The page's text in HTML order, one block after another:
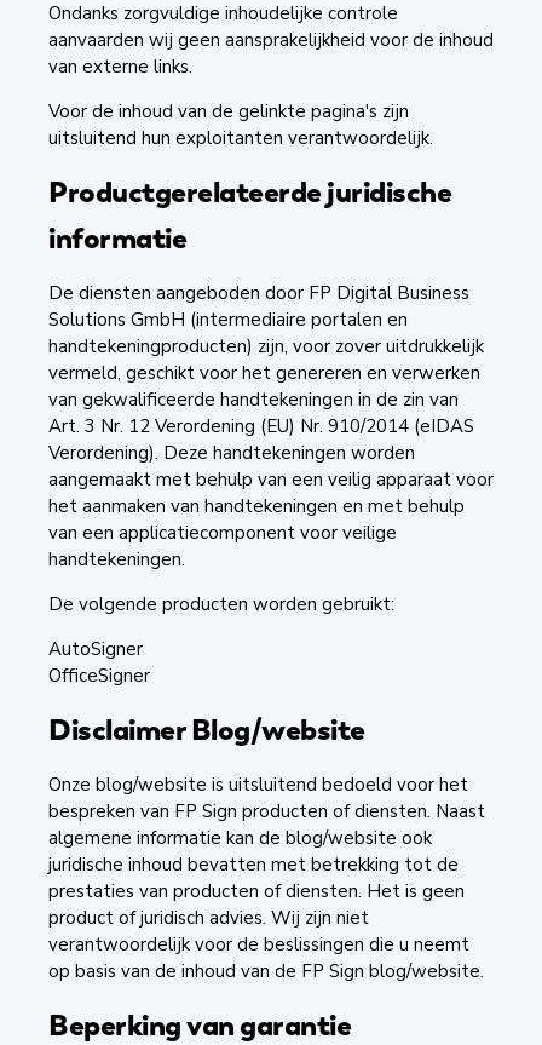
Ondanks zorgvuldige inhoudelijke controle
aanvaarden wij geen aansprakelijkheid voor de inhoud
van externe links.
Voor de inhoud van de gelinkte pagina's zijn
uitsluitend hun exploitanten verantwoordelijk.
Productgerelateerde juridische
informatie
De diensten aangeboden door FP Digital Business
Solutions GmbH (intermediaire portalen en
handtekeningproducten) zijn, voor zover uitdrukkelijk
vermeld, geschikt voor het genereren en verwerken
van gekwalificeerde handtekeningen in de zin van
Art. 3 Nr. 12 Verordening (EU) Nr. 910/2014 (eIDAS
Verordening). Deze handtekeningen worden
aangemaakt met behulp van een veilig apparaat voor
het aanmaken van handtekeningen en met behulp
van een applicatiecomponent voor veilige
handtekeningen.
De volgende producten worden gebruikt:
AutoSigner
OfficeSigner
Disclaimer Blog/website
Onze blog/website is uitsluitend bedoeld voor het
bespreken van FP Sign producten of diensten. Naast
algemene informatie kan de blog/website ook
juridische inhoud bevatten met betrekking tot de
prestaties van producten of diensten. Het is geen
product of juridisch advies. Wij zijn niet
verantwoordelijk voor de beslissingen die u neemt
op basis van de inhoud van de FP Sign blog/website.
Beperking van garantie